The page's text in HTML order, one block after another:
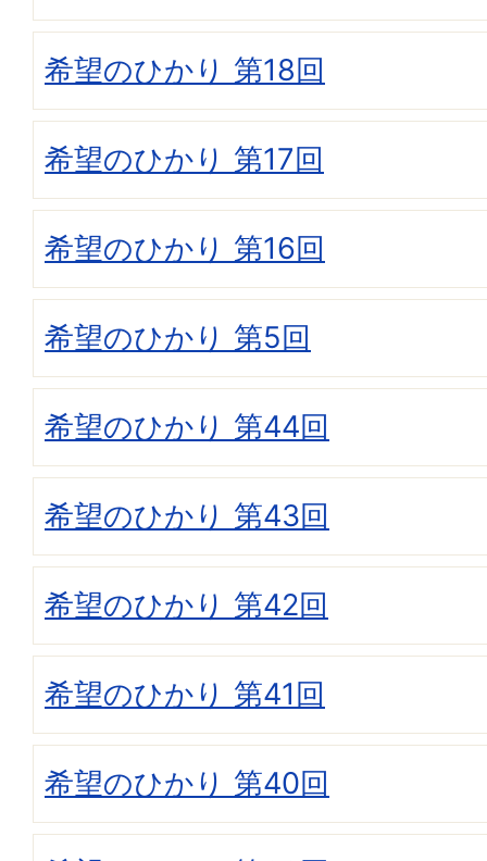
希望のひかり 第18回
希望のひかり 第17回
希望のひかり 第16回
希望のひかり 第5回
希望のひかり 第44回
希望のひかり 第43回
希望のひかり 第42回
希望のひかり 第41回
希望のひかり 第40回